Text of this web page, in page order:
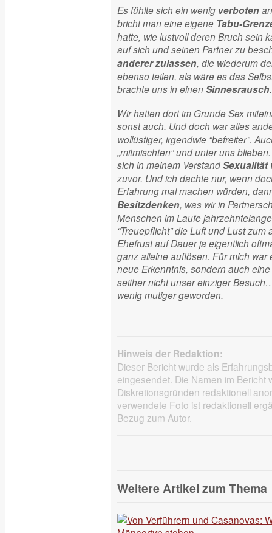
Es fühlte sich ein wenig verboten
bricht man eine eigene Tabu-
hatte, wie lustvoll deren Bruch sein
auf sich und seinen Partner zu
anderer zulassen, die wiederum
ebenso teilen, als wäre es das
brachte uns in einen Sinnesrausch
Wir hatten dort im Grunde Sex
sonst auch. Und doch war alles
wollüstiger, irgendwie “befreiter”.
„mitmischten“ und unter uns
sich in meinem VerstandSexualität
zuvor. Und ich dachte nur, wenn
Erfahrung mal machen würden,
Besitzdenken, was wir in
Menschen im Laufe
“Treuepflicht” die Luft und Lust
Ehefrust auf Dauer ja eigentlich
ganz alleine auflösen. Für mich war
neue Erkenntnis, sondern auch eine
seither nicht unser einziger
wenig mutiger geworden.
Hinweis der Redaktion:
Dieser Bericht wurde als
eingesendet. Die Namen im Bericht
Diskretionsgründen redaktionell
verwendete Foto ist redaktionell
Bezug zum Autor.
Weitere Artikel zum Thema